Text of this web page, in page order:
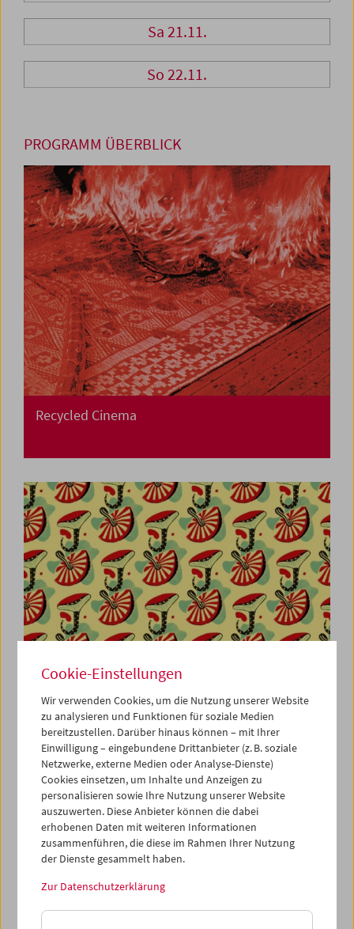
Sa 21.11.
So 22.11.
PROGRAMM ÜBERBLICK
Recycled Cinema
Viennale im Filmmuseum
Cookie-Einstellungen
Wir verwenden Cookies, um die Nutzung unserer Website
zu analysieren und Funktionen für soziale Medien
bereitzustellen. Darüber hinaus können – mit Ihrer
Einwilligung – eingebundene Drittanbieter (z. B. soziale
Netzwerke, externe Medien oder Analyse-Dienste)
Cookies einsetzen, um Inhalte und Anzeigen zu
personalisieren sowie Ihre Nutzung unserer Website
auszuwerten. Diese Anbieter können die dabei
erhobenen Daten mit weiteren Informationen
zusammenführen, die diese im Rahmen Ihrer Nutzung
der Dienste gesammelt haben.
Zur Datenschutzerklärung